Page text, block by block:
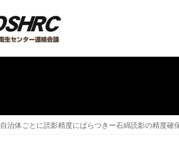
自治体ごとに読影精度にばらつきー石綿読影の精度確